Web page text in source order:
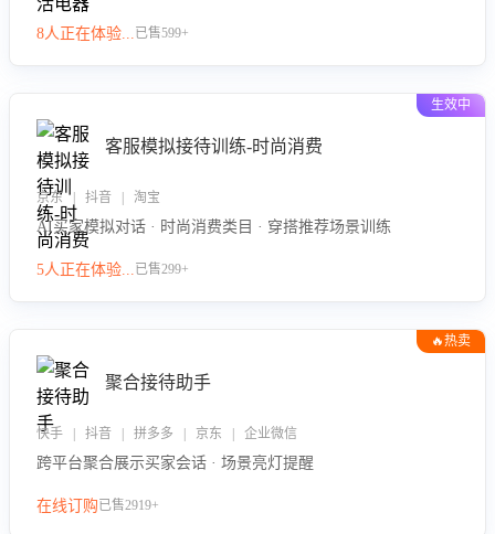
8人正在体验...已售599+
生效中
客服模拟接待训练-时尚消费
京东 | 抖音 | 淘宝
AI买家模拟对话 · 时尚消费类目 · 穿搭推荐场景训练
5人正在体验...已售299+
🔥热卖
聚合接待助手
快手 | 抖音 | 拼多多 | 京东 | 企业微信
跨平台聚合展示买家会话 · 场景亮灯提醒
在线订购已售2919+